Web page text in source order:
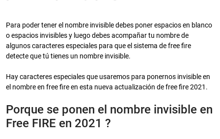
Para poder tener el nombre invisible debes poner espacios en blanco
o espacios invisibles y luego debes acompañar tu nombre de
algunos caracteres especiales para que el sistema de free fire
detecte que tú tienes un nombre invisible.
Hay caracteres especiales que usaremos para ponernos invisible en
el nombre en free fire en esta nueva actualización de free fire 2021.
Porque se ponen el nombre invisible en
Free FIRE en 2021 ?